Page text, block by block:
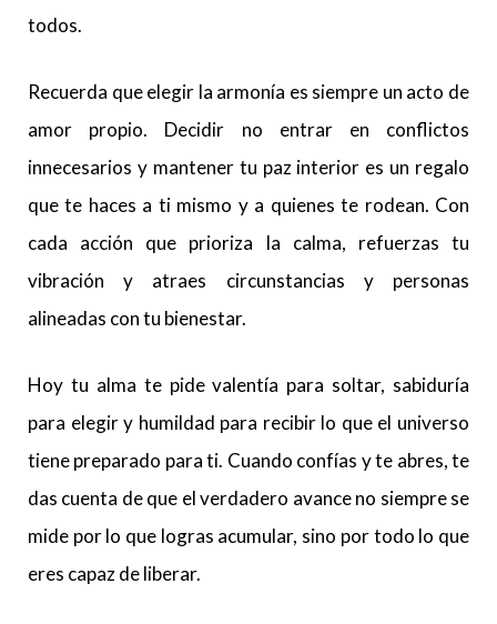
todos.
Recuerda que elegir la armonía es siempre un acto de
amor propio. Decidir no entrar en conflictos
innecesarios y mantener tu paz interior es un regalo
que te haces a ti mismo y a quienes te rodean. Con
cada acción que prioriza la calma, refuerzas tu
vibración y atraes circunstancias y personas
alineadas con tu bienestar.
Hoy tu alma te pide valentía para soltar, sabiduría
para elegir y humildad para recibir lo que el universo
tiene preparado para ti. Cuando confías y te abres, te
das cuenta de que el verdadero avance no siempre se
mide por lo que logras acumular, sino por todo lo que
eres capaz de liberar.